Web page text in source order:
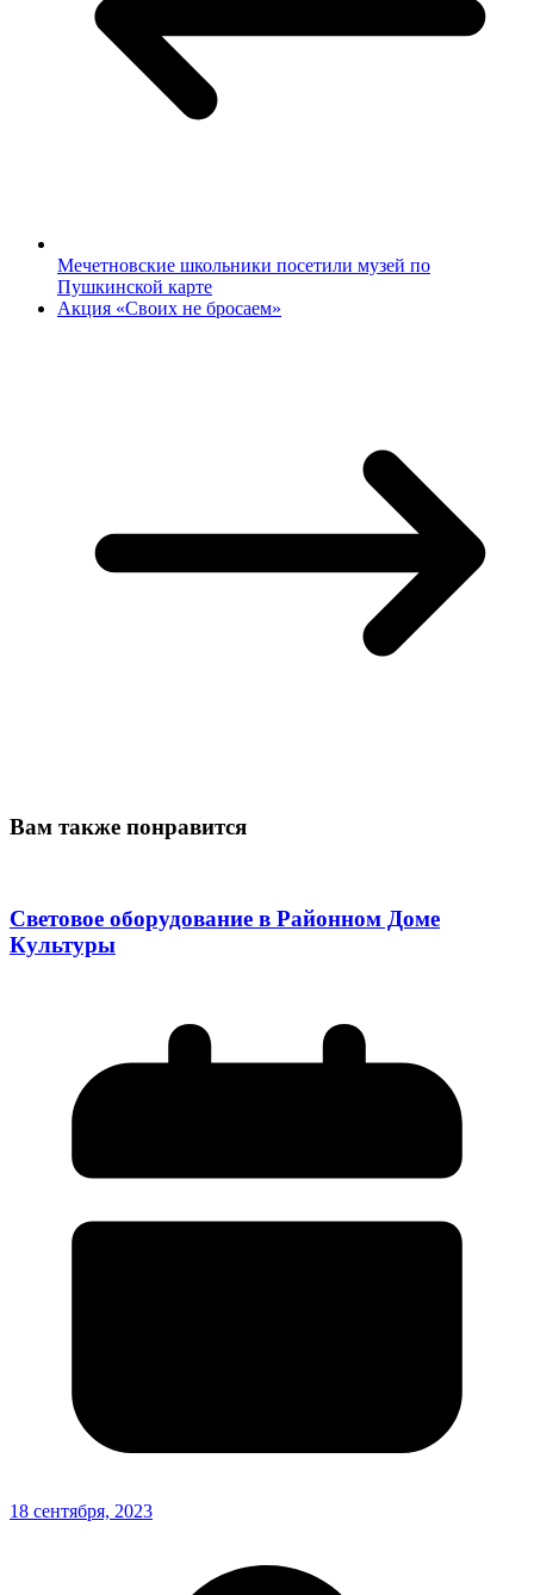
Мечетновские школьники посетили музей по
Пушкинской карте
Акция «Своих не бросаем»
Вам также понравится
Световое оборудование в Районном Доме
Культуры
18 сентября, 2023